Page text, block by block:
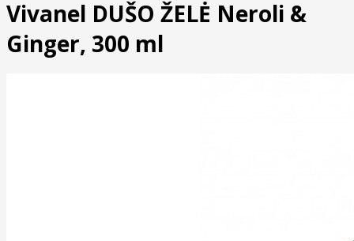
Vivanel DUŠO ŽELĖ Neroli &
Ginger, 300 ml